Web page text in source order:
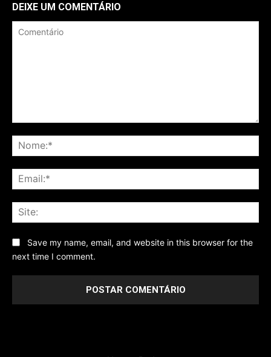
DEIXE UM COMENTÁRIO
Save my name, email, and website in this browser for the
next time I comment.